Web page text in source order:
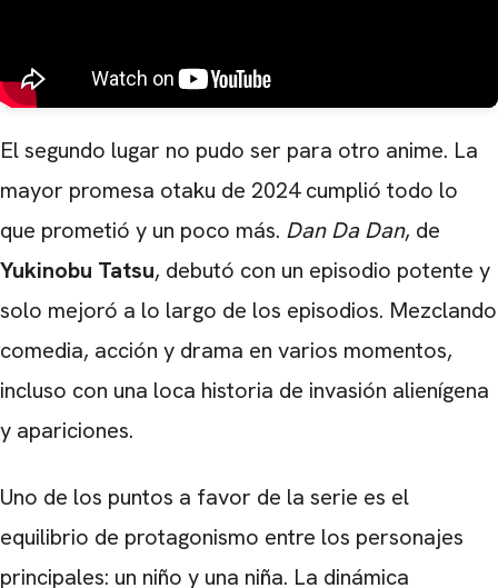
El segundo lugar no pudo ser para otro anime. La
mayor promesa otaku de 2024 cumplió todo lo
que prometió y un poco más. Dan Da Dan, de
Yukinobu Tatsu, debutó con un episodio potente y
solo mejoró a lo largo de los episodios. Mezclando
comedia, acción y drama en varios momentos,
incluso con una loca historia de invasión alienígena
y apariciones.
Uno de los puntos a favor de la serie es el
equilibrio de protagonismo entre los personajes
principales: un niño y una niña. La dinámica